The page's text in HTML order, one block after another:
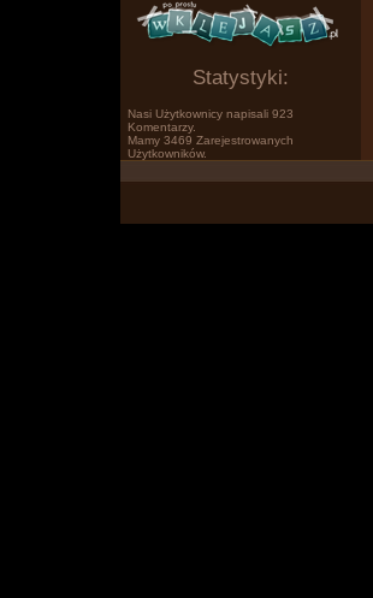
Statystyki:
Nasi Użytkownicy napisali 923
Komentarzy.
Mamy 3469 Zarejestrowanych
Użytkowników.